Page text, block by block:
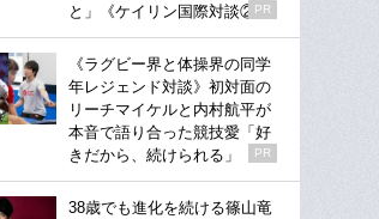
と」《ケイリン国際対談②》
PR
《ラグビー界と体操界の同学
年レジェンド対談》初対面の
リーチマイケルと内村航平が
本音で語り合った競技愛「好
きだから、続けられる」
PR
38歳でも進化を続ける篠山竜